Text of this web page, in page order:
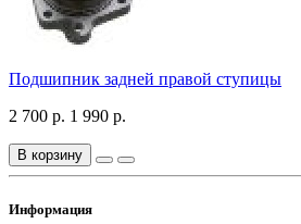
Подшипник задней правой ступицы
2 700 р. 1 990 р.
В корзину
Информация